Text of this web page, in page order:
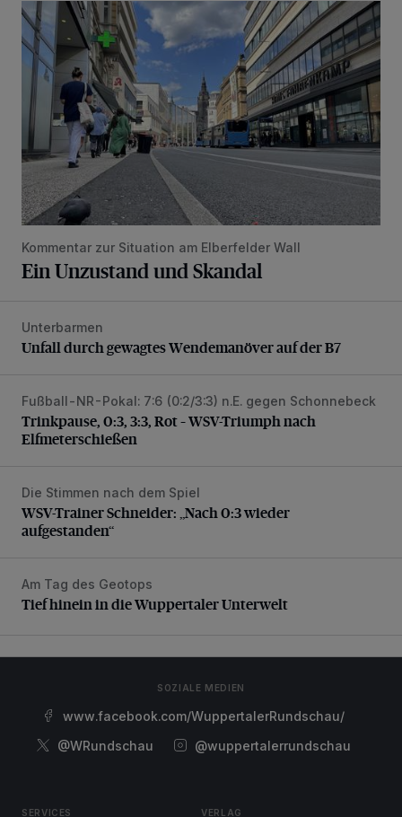
Ein Unzustand und Skandal
Kommentar zur Situation am Elberfelder Wall
Ein Unzustand und Skandal
Unfall durch gewagtes Wendemanöver auf der B7
Unterbarmen
Unfall durch gewagtes Wendemanöver auf der B7
Trinkpause, 0:3, 3:3, Rot – WSV-Triumph nach
Fußball-NR-Pokal: 7:6 (0:2/3:3) n.E. gegen Schonnebeck
Trinkpause, 0:3, 3:3, Rot – WSV-Triumph nach
Elfmeterschießen
WSV-Trainer Schneider: „Nach 0:3 wieder aufgestanden“
Die Stimmen nach dem Spiel
WSV-Trainer Schneider: „Nach 0:3 wieder
aufgestanden“
Tief hinein in die Wuppertaler Unterwelt
Am Tag des Geotops
Tief hinein in die Wuppertaler Unterwelt
SOZIALE MEDIEN
www.facebook.com/WuppertalerRundschau/
@WRundschau
@wuppertalerrundschau
SERVICES VERLAG